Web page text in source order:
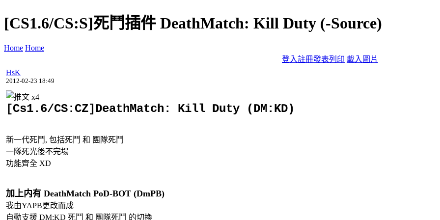
[CS1.6/CS:S]死鬥插件 DeathMatch: Kill Duty (-Source)
Home Home
登入註冊發表列印 載入圖片
HsK
2012-02-23 18:49
x4
[Cs1.6/CS:CZ]DeathMatch: Kill Duty (DM:KD)
新一代死鬥, 包括死鬥 和 團隊死鬥
一隊死光後不完場
功能齊全 XD
加上内有 DeathMatch PoD-BOT (DmPB)
我由YAPB更改而成
自動支援 DM:KD 死鬥 和 團隊死鬥 的切換